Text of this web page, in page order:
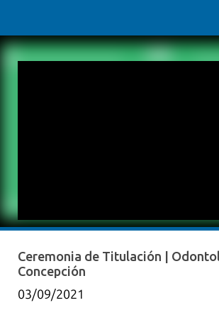
Ceremonia de Titulación |
Concepción
03/09/2021